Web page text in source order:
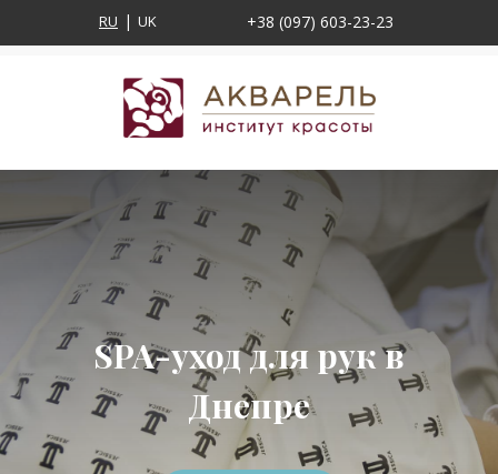
RU UK +38 (097) 603-23-23
SPA-уход для рук в
Днепре